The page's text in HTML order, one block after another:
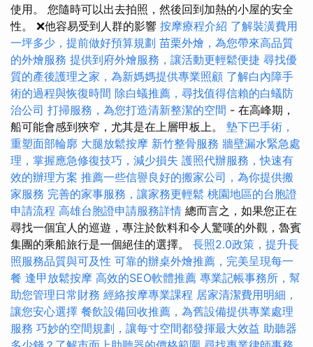
使用。 您隨時可以出去拍照，然後回到加熱的小屋的安全
性。 ❌他容易受到人群的影響 按摩療程介紹 了解裝潢費用
一坪多少，提前做好預算規劃 苗栗外燴，為您帶來高品質
的外燴服務 提供到府外燴服務，讓活動更輕鬆便捷 尋找優
質的產後護理之家，為新媽媽提供專業照顧 了解白內障手
術的過程與恢復時間 除白蟻推薦，尋找值得信賴的白蟻防
治公司 打掃服務，為您打造清新整潔的空間 - 在高峰期，
船可能會感到狹窄，尤其是在上層甲板上。 墊下巴手術，
重塑面部輪廓 大腿放鬆按摩 新竹整骨服務 牆壁漏水緊急處
理，掌握應急修復技巧，減少損失 護照代辦服務，快速有
效的辦理方案 推薦一些信譽良好的搬家公司，為你提供搬
家服務 完善的家事服務，讓家務更輕鬆 桃園地區的台胞證
申請流程 高雄台胞證申請服務詳情 總而言之，如果您正在
尋找一個宜人的巡遊，專注於飲料和令人驚嘆的外觀，魯賓
集團的乘船旅行是一個絕佳的選擇。 長照2.0政策，提升長
照服務品質與可及性 可靠的辦桌外燴推薦，完美呈現每一
餐 逢甲放鬆按摩 高效的SEO軟體推薦 專業記帳事務所，幫
助您管理日常財務 經絡按摩專業課程 居家清潔費用明細，
讓您安心選擇 餐飲設備回收推薦，為舊設備提供專業處理
服務 巧妙的空間規劃，讓每寸空間都發揮最大效益 助聽器